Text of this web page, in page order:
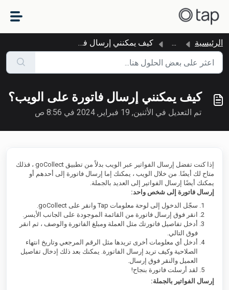
الرئيسية ... كيف يمكنني إرسال فاتورة على الويب؟
كيف يمكنني إرسال فاتورة على الويب؟
تم التعديل في الأثنين, 19 فبراير, 2024 في 8:56 ص
إذا كنت تفضل إرسال الفواتير عبر الويب بدلاً من تطبيق goCollect ، فذلك
متاح لك أيضًا. من خلال الويب ، يمكنك إما إرسال فاتورة إلى أحدهم أو
يمكنك أيضًا إرسال الفواتير إلى العديد بالجملة.
إرسال فاتورة إلى شخص واحد:
سجّل الدخول إلى لوحة معلومات Tap وانقر على goCollect.
انقر فوق إرسال فاتورة من القائمة الموجودة على الجانب الأيسر.
أدخل تفاصيل فاتورتك مثل العملة ومبلغ الفاتورة والوصف ، ثم انقر
فوق التالي.
أدخل أي معلومات أخرى تريدها مثل الرقم المرجعي وتاريخ انتهاء
الصلاحية وكيف تريد إرسال الفاتورة. يمكنك بعد ذلك إدخال تفاصيل
العميل والنقر فوق إرسال.
لقد أرسلت فاتورة بنجاح!
إرسال الفواتير بالجملة: